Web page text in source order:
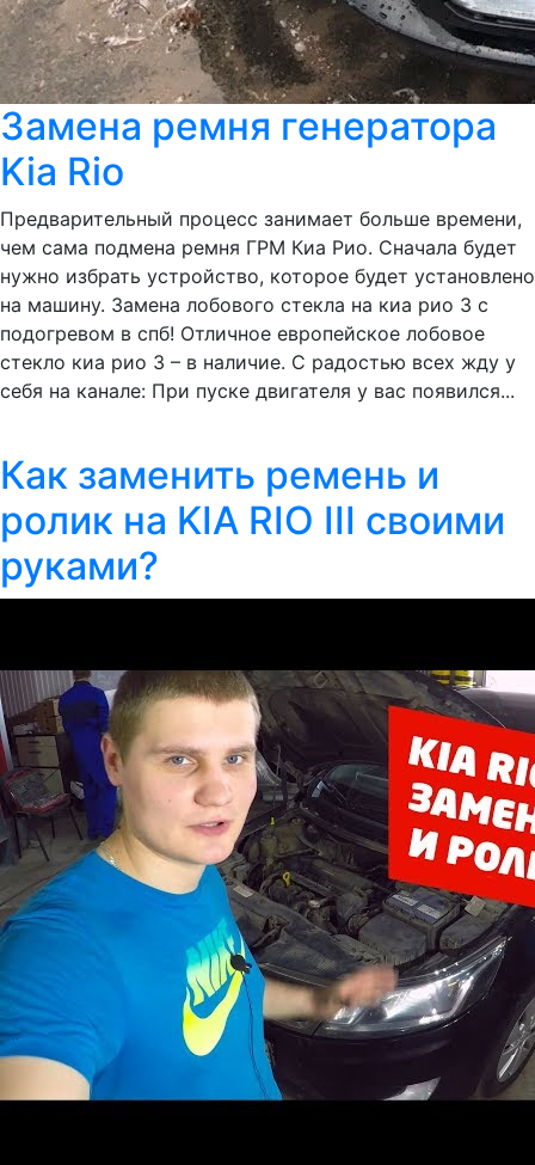
Замена ремня генератора
Kia Rio
Предварительный процесс занимает больше времени,
чем сама подмена ремня ГРМ Киа Рио. Сначала будет
нужно избрать устройство, которое будет установлено
на машину. Замена лобового стекла на киа рио 3 с
подогревом в спб! Отличное европейское лобовое
стекло киа рио 3 – в наличие. С радостью всех жду у
себя на канале: При пуске двигателя у вас появился...
Как заменить ремень и
ролик на KIA RIO III своими
руками?